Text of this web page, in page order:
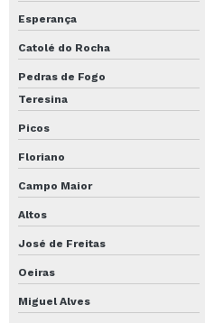
Esperança
Catolé do Rocha
Pedras de Fogo
Teresina
Picos
Floriano
Campo Maior
Altos
José de Freitas
Oeiras
Miguel Alves